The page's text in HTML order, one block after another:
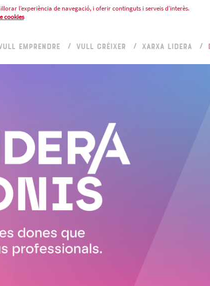
l’experiència de navegació, i oferir continguts i serveis d’interès.
cookies
EMPRENDRE VULL CRÉIXER XARXA LIDERA